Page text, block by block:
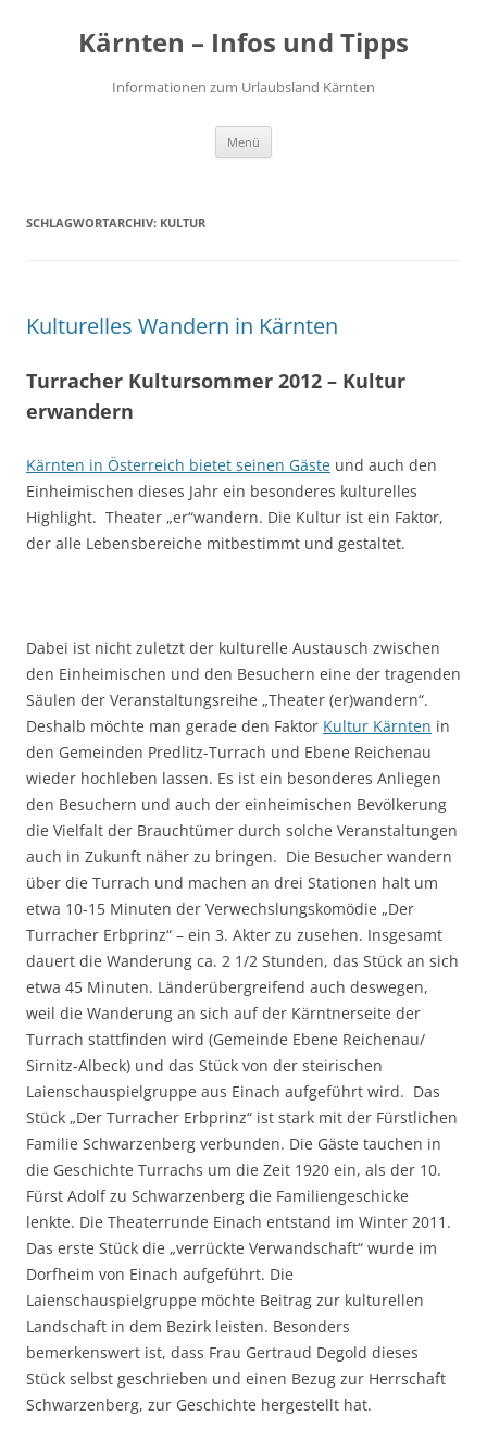
springenKärnten – Infos und Tipps
Informationen zum Urlaubsland Kärnten
Menü
SCHLAGWORTARCHIV: KULTUR
Kulturelles Wandern in Kärnten
Turracher Kultursommer 2012 – Kultur
erwandern
Kärnten in Österreich bietet seinen Gäste und auch den
Einheimischen dieses Jahr ein besonderes kulturelles
Highlight. Theater „er“wandern. Die Kultur ist ein Faktor,
der alle Lebensbereiche mitbestimmt und gestaltet.
Dabei ist nicht zuletzt der kulturelle Austausch zwischen
den Einheimischen und den Besuchern eine der tragenden
Säulen der Veranstaltungsreihe „Theater (er)wandern“.
Deshalb möchte man gerade den Faktor Kultur Kärnten in
den Gemeinden Predlitz-Turrach und Ebene Reichenau
wieder hochleben lassen. Es ist ein besonderes Anliegen
den Besuchern und auch der einheimischen Bevölkerung
die Vielfalt der Brauchtümer durch solche Veranstaltungen
auch in Zukunft näher zu bringen. Die Besucher wandern
über die Turrach und machen an drei Stationen halt um
etwa 10-15 Minuten der Verwechslungskomödie „Der
Turracher Erbprinz“ – ein 3. Akter zu zusehen. Insgesamt
dauert die Wanderung ca. 2 1/2 Stunden, das Stück an sich
etwa 45 Minuten. Länderübergreifend auch deswegen,
weil die Wanderung an sich auf der Kärntnerseite der
Turrach stattfinden wird (Gemeinde Ebene Reichenau/
Sirnitz-Albeck) und das Stück von der steirischen
Laienschauspielgruppe aus Einach aufgeführt wird. Das
Stück „Der Turracher Erbprinz“ ist stark mit der Fürstlichen
Familie Schwarzenberg verbunden. Die Gäste tauchen in
die Geschichte Turrachs um die Zeit 1920 ein, als der 10.
Fürst Adolf zu Schwarzenberg die Familiengeschicke
lenkte. Die Theaterrunde Einach entstand im Winter 2011.
Das erste Stück die „verrückte Verwandschaft“ wurde im
Dorfheim von Einach aufgeführt. Die
Laienschauspielgruppe möchte Beitrag zur kulturellen
Landschaft in dem Bezirk leisten. Besonders
bemerkenswert ist, dass Frau Gertraud Degold dieses
Stück selbst geschrieben und einen Bezug zur Herrschaft
Schwarzenberg, zur Geschichte hergestellt hat.